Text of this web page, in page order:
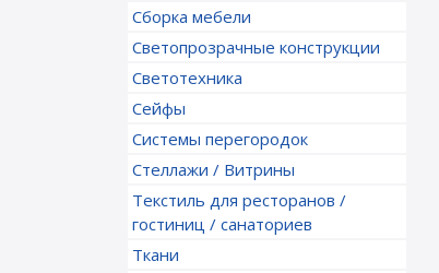
Сборка мебели
Светопрозрачные конструкции
Светотехника
Сейфы
Системы перегородок
Стеллажи / Витрины
Текстиль для ресторанов /
гостиниц / санаториев
Ткани